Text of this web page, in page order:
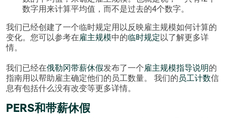
数字用来计算平均值，而不是过去的4个数字。
我们已经创建了一个临时规定用以反映雇主规模如何计算的
变化。您可以参考在雇主规模中的临时规定以了解更多详
情。
我们已经在俄勒冈带薪休假发布了一个雇主规模指导说明的
指南用以帮助雇主确定他们的员工数量。 我们的 员工计数信
息有包括什么没有改变等更多详情。
PERS和带薪休假